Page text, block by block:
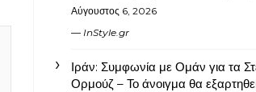
Αύγουστος 6, 2026
InStyle.gr
Ιράν: Συμφωνία με Ομάν για τα
Ορμούζ – Το άνοιγμα θα